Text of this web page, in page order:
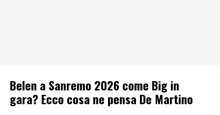
Belen a Sanremo 2026 come Big in
gara? Ecco cosa ne pensa De Martino